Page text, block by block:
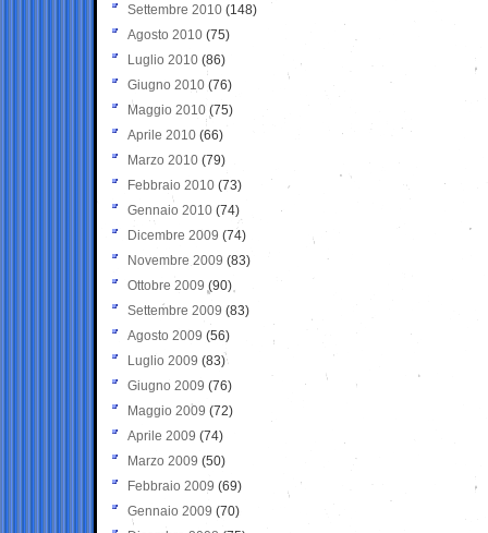
Settembre 2010 (148)
Agosto 2010 (75)
Luglio 2010 (86)
Giugno 2010 (76)
Maggio 2010 (75)
Aprile 2010 (66)
Marzo 2010 (79)
Febbraio 2010 (73)
Gennaio 2010 (74)
Dicembre 2009 (74)
Novembre 2009 (83)
Ottobre 2009 (90)
Settembre 2009 (83)
Agosto 2009 (56)
Luglio 2009 (83)
Giugno 2009 (76)
Maggio 2009 (72)
Aprile 2009 (74)
Marzo 2009 (50)
Febbraio 2009 (69)
Gennaio 2009 (70)